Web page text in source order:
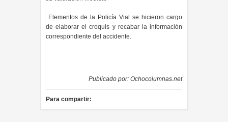
Elementos de la Policía Vial se hicieron cargo
de elaborar el croquis y recabar la información
correspondiente del accidente.
Publicado por: Ochocolumnas.net
Para compartir: